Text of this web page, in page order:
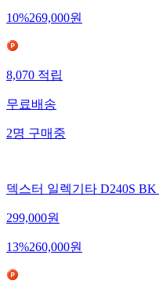
10%269,000원
8,070적립
무료배송
2명구매중
덱스터 일렉기타 D240S
299,000원
13%260,000원